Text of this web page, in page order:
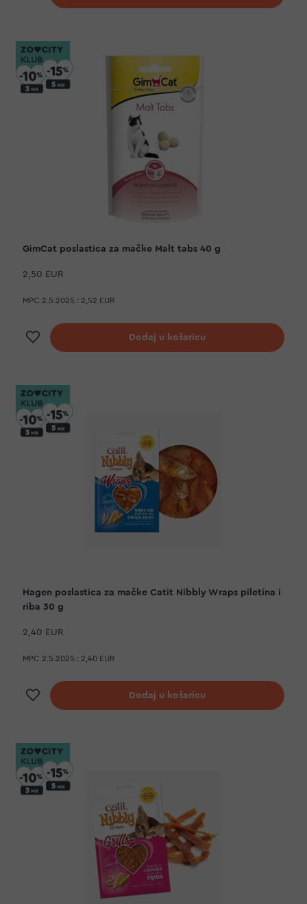
GimCat poslastica za mačke Malt tabs 40 g
2,50 EUR
MPC 2.5.2025.: 2,52 EUR
Dodaj na listu želja
Dodaj u košaricu
Hagen poslastica za mačke Catit Nibbly Wraps piletina i
riba 30 g
2,40 EUR
MPC 2.5.2025.: 2,40 EUR
Dodaj na listu želja
Dodaj u košaricu